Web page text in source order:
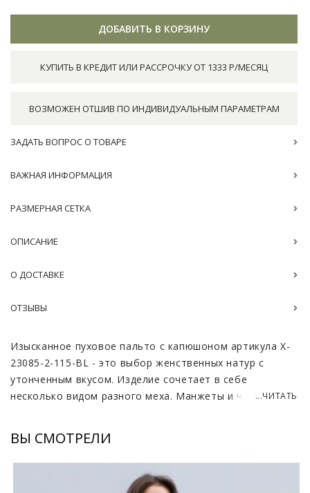
ДОБАВИТЬ В КОРЗИНУ
КУПИТЬ В КРЕДИТ ИЛИ РАССРОЧКУ ОТ 1333 Р/МЕСЯЦ
ВОЗМОЖЕН ОТШИВ ПО ИНДИВИДУАЛЬНЫМ ПАРАМЕТРАМ
ЗАДАТЬ ВОПРОС О ТОВАРЕ
ВАЖНАЯ ИНФОРМАЦИЯ
РАЗМЕРНАЯ СЕТКА
ОПИСАНИЕ
О ДОСТАВКЕ
ОТЗЫВЫ
Изысканное пуховое пальто с капюшоном артикула X-
23085-2-115-BL - это выбор женственных натур с
утонченным вкусом. Изделие сочетает в себе
несколько видом разного меха. Манжеты и часть
сочетаются друг с другом, оттенки ткани подобраны в
тон.
Пальто имеет длину в 110-115 см и выполнено из
...ЧИТАТЬ
ВЫ СМОТРЕЛИ